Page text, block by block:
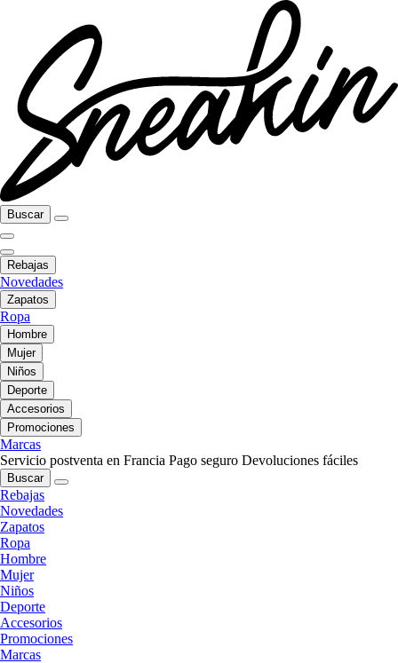
Buscar
Rebajas
Novedades
Zapatos
Ropa
Hombre
Mujer
Niños
Deporte
Accesorios
Promociones
Marcas
Servicio postventa en Francia Pago seguro Devoluciones fáciles
Buscar
Rebajas
Novedades
Zapatos
Ropa
Hombre
Mujer
Niños
Deporte
Accesorios
Promociones
Marcas